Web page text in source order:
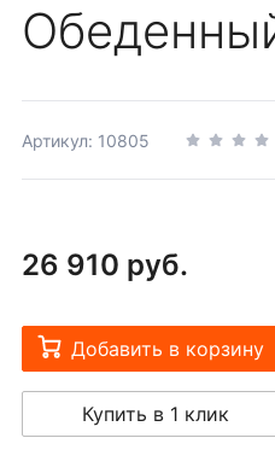
Артикул: 10805
26 910 руб.
Добавить в корзину
Купить в 1 клик